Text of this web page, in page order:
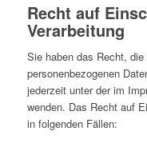
Recht auf
Verarbeitung
Sie haben das Recht,
personenbezogenen
jederzeit unter der im
wenden. Das Recht auf
in folgenden Fällen: